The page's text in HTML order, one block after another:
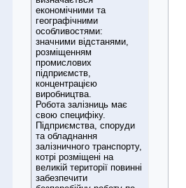
економічними та
географічними
особливостями:
значними відстанями,
розміщенням
промислових
підприємств,
концентрацією
виробництва.
Робота залізниць має
свою специфіку.
Підприємства, споруди
та обладнання
залізничного транспорту,
котрі розміщені на
великій території повинні
забезпечити